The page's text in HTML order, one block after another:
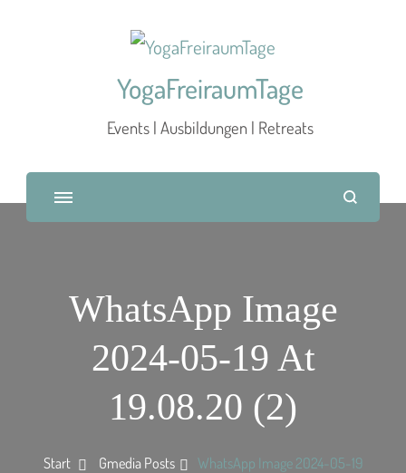
YogaFreiraumTage
Events | Ausbildungen | Retreats
WhatsApp Image
2024-05-19 At
19.08.20 (2)
Start Gmedia Posts
WhatsApp Image 2024-05-19